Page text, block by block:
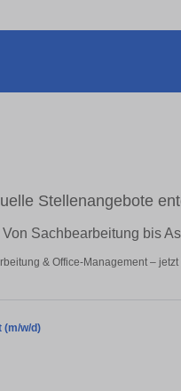
Stellenangebote
Sachbearbeitung bis
& Office-Management –
(m/w/d)